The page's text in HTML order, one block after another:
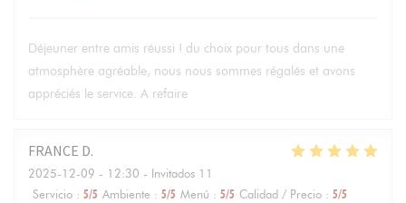
Déjeuner entre amis réussi ! du choix pour tous dans une
atmosphère agréable, nous nous sommes régalés et avons
appréciés le service. A refaire
FRANCE D
2025-12-09 - 12:30 - Invitados 11
Servicio : 5/5 Ambiente : 5/5 Menú : 5/5 Calidad / Precio : 5/5